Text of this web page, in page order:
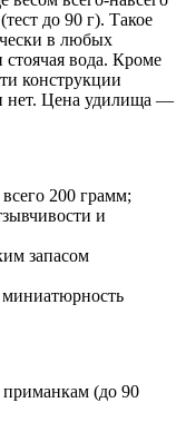
до 90 г). Такое
в любых
стоячая вода. Кроме
конструкции
нет. Цена удилища —
200 грамм;
и
запасом
(до 90